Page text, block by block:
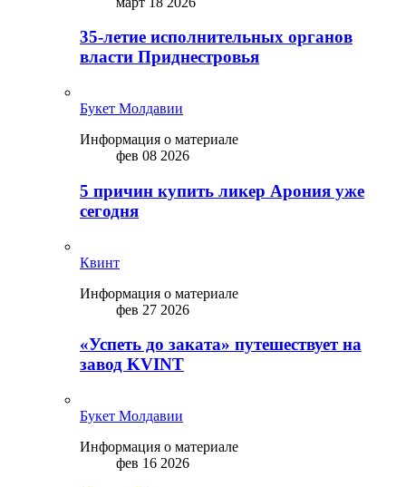
35-летие исполнительных органов
власти Приднестровья
Букет Молдавии
Информация о материале
фев 08 2026
5 причин купить ликep Арония уже
сегодня
Квинт
Информация о материале
фев 27 2026
«Успеть до заката» путешествует на
завод KVINT
Букет Молдавии
Информация о материале
фев 16 2026